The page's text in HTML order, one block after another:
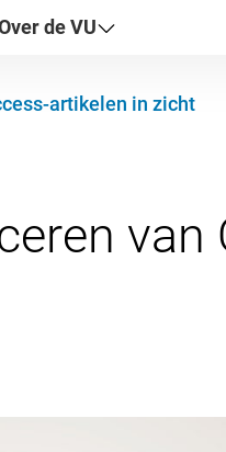
de VU
artikelen in zicht
van